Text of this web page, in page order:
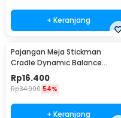
+ Keranjang
Pajangan Meja Stickman
Cradle Dynamic Balance
Instrument Ball Pendulum
Rp16.400
Rp34.900 54%
+ Keranjang